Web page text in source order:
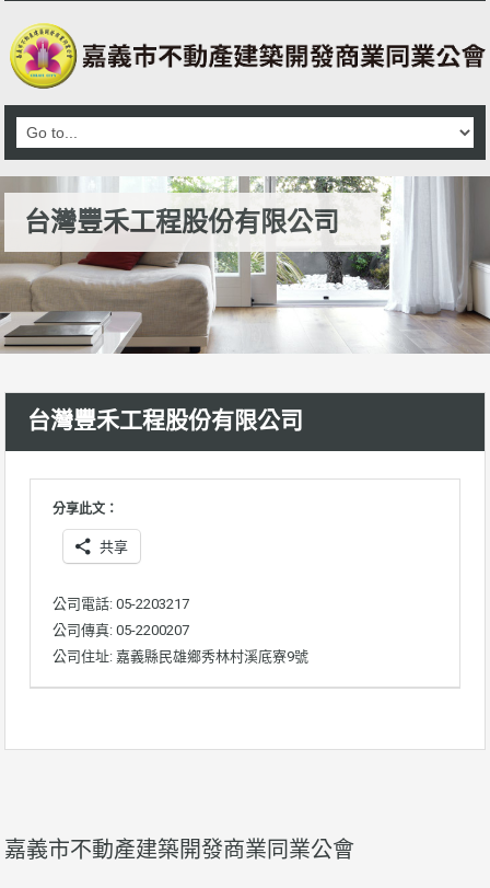
台灣豐禾工程股份有限公司
台灣豐禾工程股份有限公司
分享此文：
共享
公司電話: 05-2203217
公司傳真: 05-2200207
公司住址: 嘉義縣民雄鄉秀林村溪底寮9號
嘉義市不動產建築開發商業同業公會